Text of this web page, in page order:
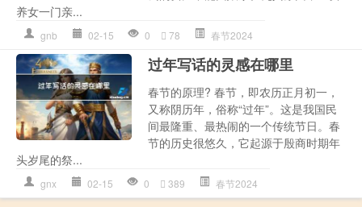
养女一门亲...
gnb 02-15 0 78 春节2024
过年写话的灵感在哪里
春节的原理? 春节，即农历正月初一，
又称阴历年，俗称“过年”。这是我国民
间最隆重、最热闹的一个传统节日。春
节的历史很悠久，它起源于殷商时期年
头岁尾的祭...
gnx 02-15 0 389 春节2024